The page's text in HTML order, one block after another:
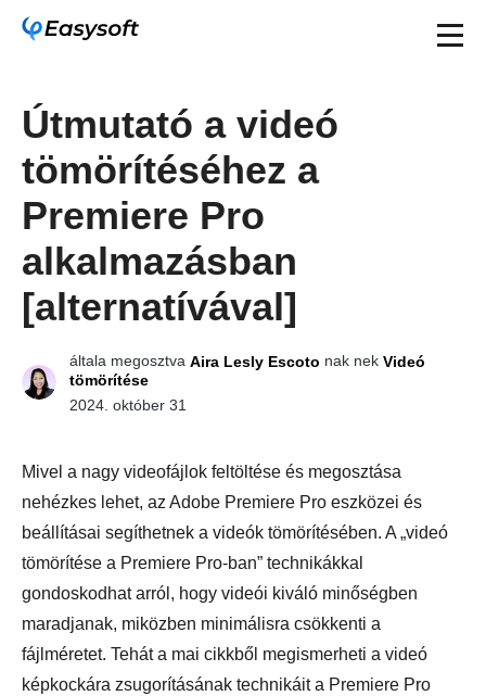
Útmutató a videó
tömörítéséhez a
Premiere Pro
alkalmazásban
[alternatívával]
általa megosztva Aira Lesly Escoto nak nek Videó
tömörítése
2024. október 31
Mivel a nagy videofájlok feltöltése és megosztása
nehézkes lehet, az Adobe Premiere Pro eszközei és
beállításai segíthetnek a videók tömörítésében. A „videó
tömörítése a Premiere Pro-ban” technikákkal
gondoskodhat arról, hogy videói kiváló minőségben
maradjanak, miközben minimálisra csökkenti a
fájlméretet. Tehát a mai cikkből megismerheti a videó
képkockára zsugorításának technikáit a Premiere Pro